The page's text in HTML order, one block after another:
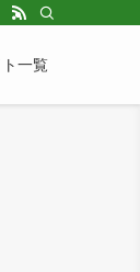
一覧